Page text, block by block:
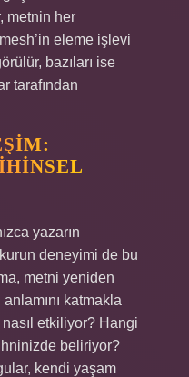
metnin her
eleme işlevi
bazıları ise
tarafından
yazarın
deneyimi de bu
metni yeniden
katmakla
etkiliyor? Hangi
beliriyor?
kendi yaşam